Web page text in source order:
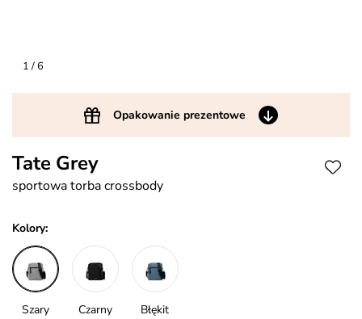
1/ 6
Opakowanie prezentowe
Tate Grey
sportowa torba crossbody
Kolory:
Szary Czarny Błękit